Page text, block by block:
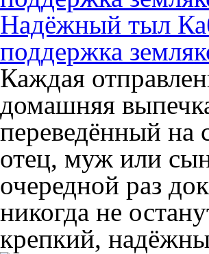
Надёжный тыл
поддержка
Каждая
домашняя
переведённый
отец, муж или
очередной раз
никогда не
крепкий,